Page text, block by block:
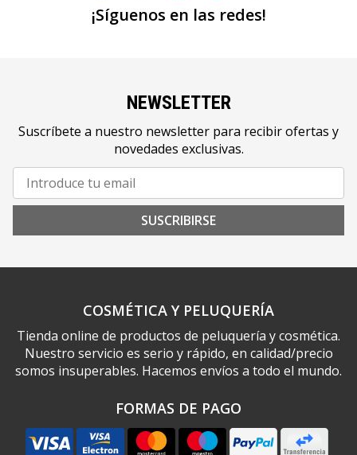
¡Síguenos en las redes!
NEWSLETTER
Suscríbete a nuestro newsletter para recibir ofertas y
novedades exclusivas.
SUSCRIBIRSE
COSMÉTICA Y PELUQUERÍA
Tienda online de productos de peluquería y cosmética.
Nuestro servicio es serio y rápido, en calidad/precio
somos insuperables. Hacemos envíos a todo el mundo.
FORMAS DE PAGO